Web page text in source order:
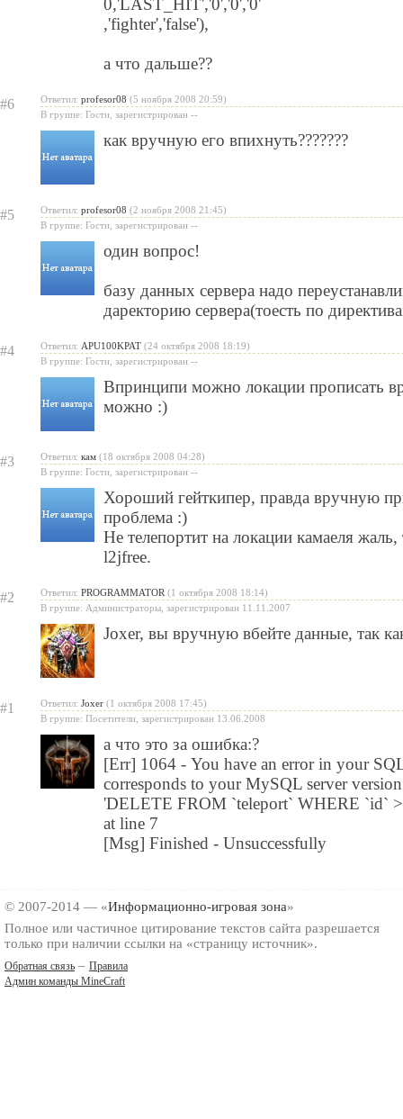
0,'LAST_HIT','0','0','0'
,'fighter','false'),
а что дальше??
#6 Ответил: profesor08 (5 ноября 2008 20:59)
В группе: Гости, зарегистрирован --
как вручную его впихнуть???????
#5 Ответил: profesor08 (2 ноября 2008 21:45)
В группе: Гости, зарегистрирован --
один вопрос!
базу данных сервера надо
даректорию сервера(тоесть по
#4 Ответил: APU100KPAT (24 октября 2008 18:19)
В группе: Гости, зарегистрирован --
Впринципи можно локации прописать
можно :)
#3 Ответил: кам (18 октября 2008 04:28)
В группе: Гости, зарегистрирован --
Хороший гейткипер, правда вручную
проблема :)
Не телепортит на локации камаеля жаль,
l2jfree.
#2 Ответил: PROGRAMMATOR (1 октября 2008 18:14)
В группе: Администраторы, зарегистрирован 11.11.2007
Joxer, вы вручную вбейте данные, так
#1 Ответил: Joxer (1 октября 2008 17:45)
В группе: Посетители, зарегистрирован 13.06.2008
а что это за ошибка:?
[Err] 1064 - You have an error in your
corresponds to your MySQL server
'DELETE FROM `teleport` WHERE `id`
at line 7
[Msg] Finished - Unsuccessfully
© 2007-2014 — «Информационно-игровая зона»
Полное или частичное цитирование текстов сайта разрешается
только при наличии ссылки на «страницу источник».
Обратная связь – Правила
Админ команды MineCraft